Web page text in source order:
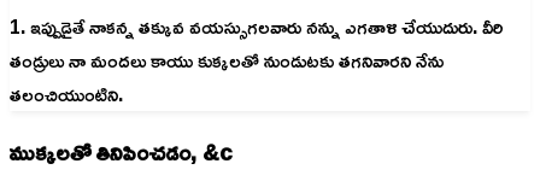
1. ఇప్పుడైతే నాకన్న తక్కువ వయస్సుగలవారు నన్ను ఎగతాళి చేయుదురు. వీరి
తండ్రులు నా మందలు కాయు కుక్కలతో నుండుటకు తగనివారని నేను
తలంచియుంటిని.
ముక్కలతో తినిపించడం, &c